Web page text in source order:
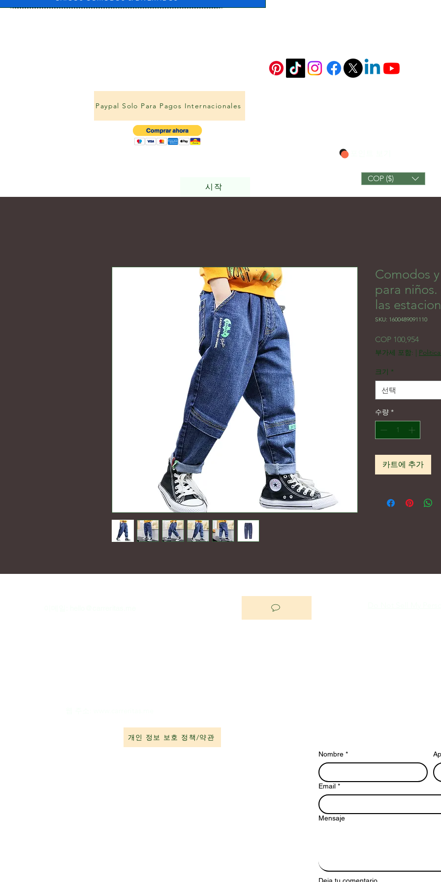
Paypal Solo Para Pagos Internacionales
시작
COP ($)
Comodos
para niños.
las
SKU: 1600489091110
COP 100,954가격
부가세 포함: |
크기 *
선택
수량 *
카트에 추가
개인 정보 보호 정책/약관
Nombre *
Email *
Mensaje